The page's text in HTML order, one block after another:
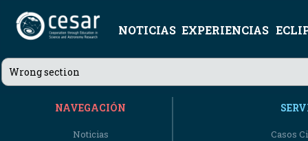
NOTICIAS EXPERIENCIAS
Wrong section
NAVEGACIÓN
Noticias
Casos